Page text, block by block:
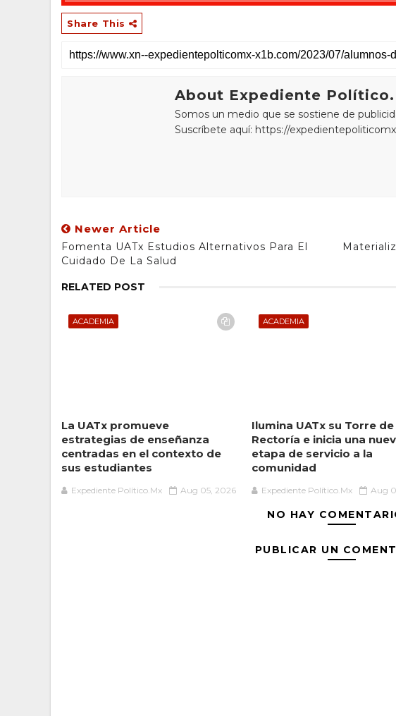
Share This
About Expediente
Somos un medio que se sostiene de
Suscríbete aquí: https://
Newer Article
Fomenta UATx Estudios Alternativos Para El
Cuidado De La Salud
RELATED POST
ACADEMIA
La UATx promueve
estrategias de enseñanza
centradas en el contexto de
sus estudiantes
Expediente Político.Mx Aug 05, 2026
ACADEMIA
Ilumina UATx su Torre de
Rectoría e inicia una
etapa de servicio a la
comunidad
Expediente Político.Mx Aug
NO HAY
PUBLICAR UN